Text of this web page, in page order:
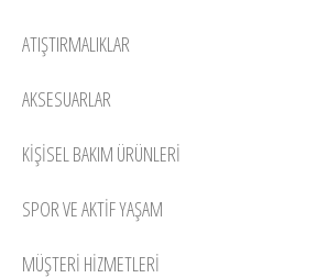
ATIŞTIRMALIKLAR
AKSESUARLAR
KIŞISEL BAKIM ÜRÜNLERI
SPOR VE AKTIF YAŞAM
MÜŞTERİ HİZMETLERİ